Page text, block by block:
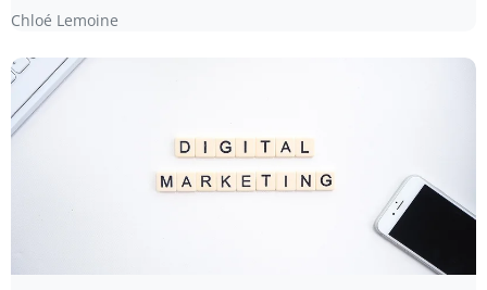
Chloé Lemoine